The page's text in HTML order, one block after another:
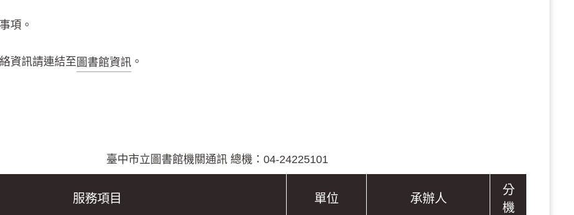
項。
資訊請連結至圖書館資訊 。
臺中市立圖書館機關通訊 總機：04-24225101
服務項目 單位 承辦人
分
機